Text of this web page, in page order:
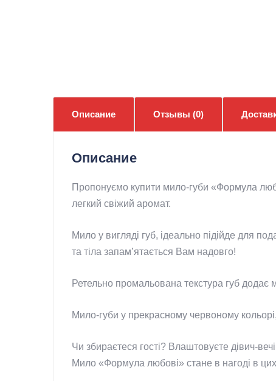
Описание Отзывы (0)
Описание
Пропонуємо купити мило-губи «Формула
легкий свіжий аромат.
Мило у вигляді губ, ідеально підійде для
та тіла запам’ятається Вам надовго!
Ретельно промальована текстура губ додає
Мило-губи у прекрасному червоному
Чи збираєтеся гості? Влаштовуєте дівич-
Мило «Формула любові» стане в нагоді в